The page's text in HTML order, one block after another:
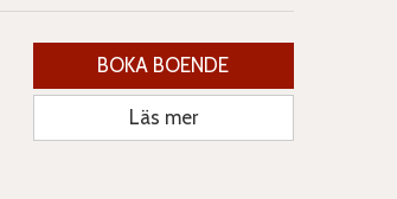
BOKA BOENDE
Läs mer